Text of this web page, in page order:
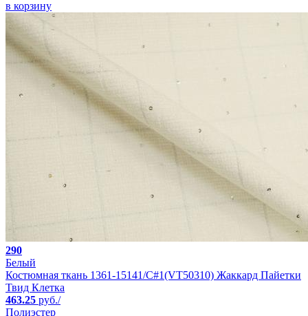
в корзину
290
Белый
Костюмная ткань 1361-15141/C#1(VT50310) Жаккард Пайетки
Твид Клетка
463.25 руб./
Полиэстер